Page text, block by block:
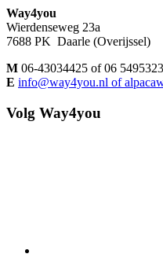
Way4you
Wierdenseweg 23a
7688 PK Daarle (Overijssel)
M 06-43034425 of 06
E info@way4you.nl of
Volg Way4you